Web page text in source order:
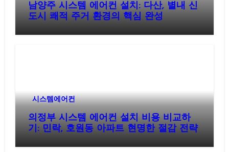
남양주 시스템 에어컨 설치: 다산, 별내 신
도시 쾌적 주거 환경의 핵심 완성
시스템에어컨
의정부 시스템 에어컨 설치 비용 비교하
기: 민락, 호원동 아파트 현명한 절감 전략